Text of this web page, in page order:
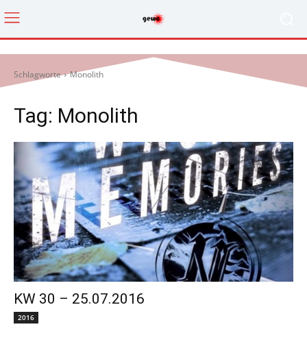
Schlagworte Monolith
Tag: Monolith
KW 30 – 25.07.2016
2016